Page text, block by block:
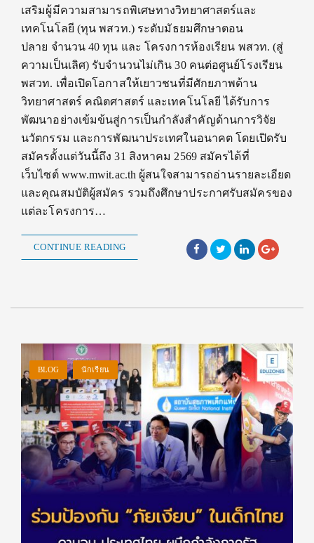
เสริมผู้มีความสามารถพิเศษทางวิทยาศาสตร์และ
เทคโนโลยี (ทุน พสวท.) ระดับมัธยมศึกษาตอน
ปลาย จำนวน 40 ทุน และ โครงการห้องเรียน พสวท. (สู่
ความเป็นเลิศ) รับจำนวนไม่เกิน 30 คนต่อศูนย์โรงเรียน
พสวท. เพื่อเปิดโอกาสให้เยาวชนที่มีศักยภาพด้าน
วิทยาศาสตร์ คณิตศาสตร์ และเทคโนโลยี ได้รับการ
พัฒนาอย่างเข้มข้นสู่การเป็นกำลังสำคัญด้านการวิจัย
นวัตกรรม และการพัฒนาประเทศในอนาคต โดยเปิดรับ
สมัครตั้งแต่วันนี้ถึง 31 สิงหาคม 2569 สมัครได้ที่
เว็บไซต์ www.mwit.ac.th ผู้สนใจสามารถอ่านรายละเอียด
และคุณสมบัติผู้สมัคร รวมถึงศึกษาประกาศรับสมัครของ
แต่ละโครงการ…
CONTINUE READING
BLOG นักเรียน